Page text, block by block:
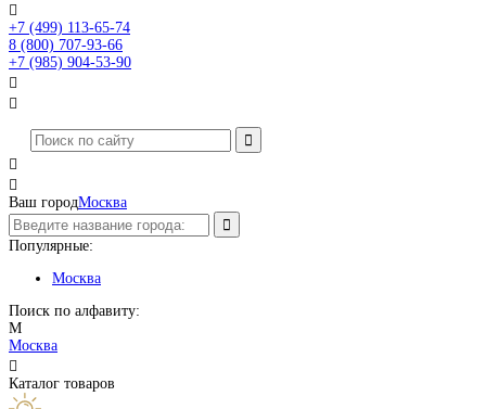

+7 (499) 113-65-74
8 (800) 707-93-66
+7 (985) 904-53-90




Ваш городМосква
Популярные:
Москва
Поиск по алфавиту:
М
Москва

Каталог товаров